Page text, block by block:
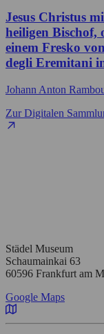
Jesus Christus
heiligen Bischof,
einem Fresko
degli Eremitani
Johann Anton
Zur Digitalen
Städel Museum
Schaumainkai 63
60596 Frankfurt am
Google Maps